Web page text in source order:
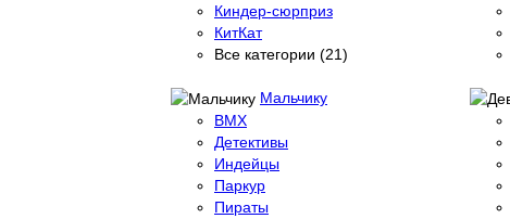
Киндер-сюрприз
КитКат
Все категории (21)
Мальчику
BMX
Детективы
Индейцы
Паркур
Пираты